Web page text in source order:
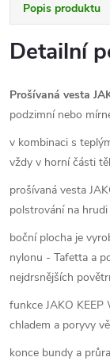
Popis produktu
Detailní
Prošívaná vesta
podzimní nebo
v kombinaci s
vždy v horní části
prošívaná vesta
polstrování na hrudi
boční plocha je
nylonu - Tafetta a
nejdrsnějších
funkce JAKO
chladem a poryvy
konce bundy a